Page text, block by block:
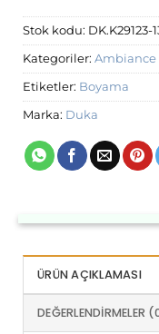
Stok kodu: DK.K29123-
Kategoriler: Ambiance
Etiketler: Boyama
Marka: Duka
ÜRÜN AÇIKLAMASI
DEĞERLENDIRMELER